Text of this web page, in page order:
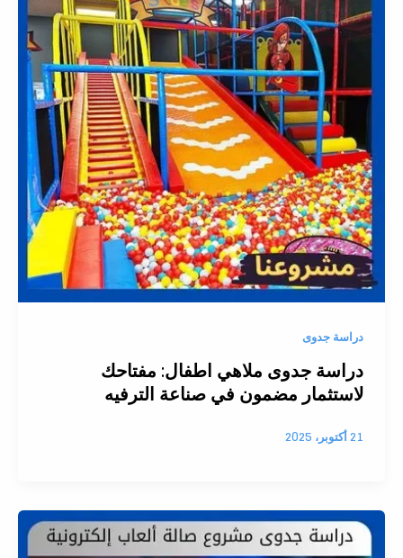
دراسة جدوى
دراسة جدوى ملاهي اطفال: مفتاحك
لاستثمار مضمون في صناعة الترفيه
21 أكتوبر، 2025